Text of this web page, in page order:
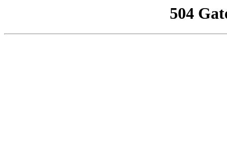
504